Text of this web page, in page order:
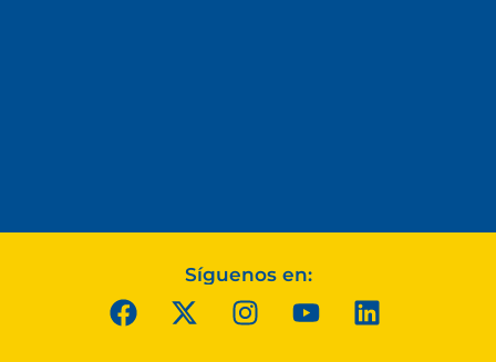
Síguenos en: